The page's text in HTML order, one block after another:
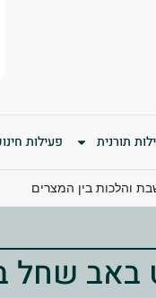
תורנית פעילות
והלכות בין המצרים
באב שחל